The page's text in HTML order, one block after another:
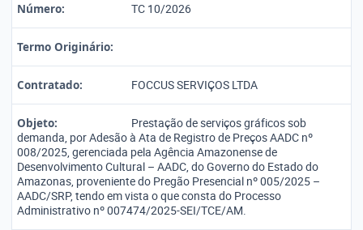
Número: TC 10/2026
Termo Originário:
Contratado: FOCCUS SERVIÇOS LTDA
Objeto:
Prestação de serviços gráficos sob
demanda, por Adesão à Ata de Registro de Preços AADC nº
008/2025, gerenciada pela Agência Amazonense de
Desenvolvimento Cultural – AADC, do Governo do Estado do
Amazonas, proveniente do Pregão Presencial nº 005/2025 –
AADC/SRP, tendo em vista o que consta do Processo
Administrativo nº 007474/2025-SEI/TCE/AM.